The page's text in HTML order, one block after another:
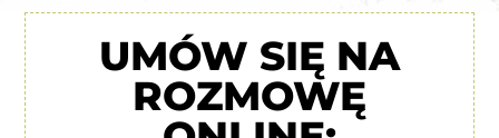
UMÓW SIĘ NA
ROZMOWĘ